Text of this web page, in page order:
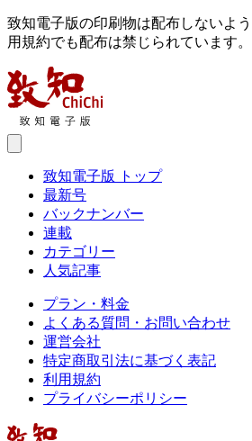
致知電子版の印刷物は配布しないよ
用規約でも配布は禁じられています。
致知電子版 トップ
最新号
バックナンバー
連載
カテゴリー
人気記事
プラン・料金
よくある質問・お問い合わせ
運営会社
特定商取引法に基づく表記
利用規約
プライバシーポリシー